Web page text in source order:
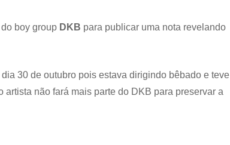
anuncia
Teo
do
boy group DKB para publicar uma nota revelando
30 de outubro pois estava dirigindo bêbado e teve
não fará mais parte do DKB para preservar a